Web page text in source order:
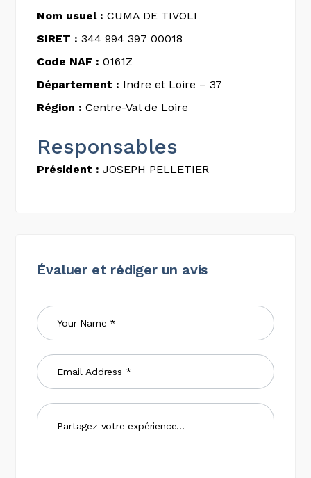
Nom usuel : CUMA DE TIVOLI
SIRET : 344 994 397 00018
Code NAF : 0161Z
Département : Indre et Loire – 37
Région : Centre-Val de Loire
Responsables
Président : JOSEPH PELLETIER
Évaluer et rédiger un avis